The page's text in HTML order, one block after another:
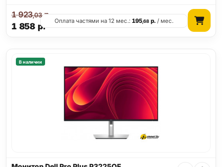
1 858 р.
1 923,03р.
Оплата частями на 12 мес.:195,68 р. / мес.
В наличии